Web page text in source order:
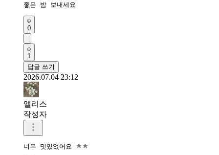
좋은 밤 보내세요
0
1
답글 쓰기
2026.07.04 23:12
앨리스
작성자
너무 맛있었어요 ㅎㅎ